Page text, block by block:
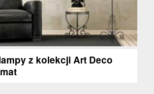
z kolekcji Art Deco